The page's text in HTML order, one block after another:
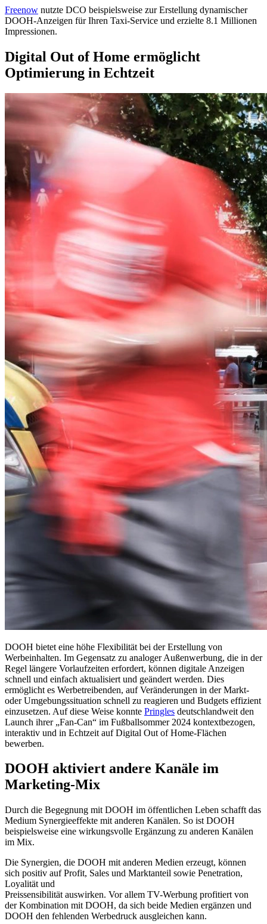
Freenow nutzte DCO beispielsweise zur Erstellung dynamischer
DOOH-Anzeigen für Ihren Taxi-Service und erzielte 8.1 Millionen
Impressionen.
Digital Out of Home ermöglicht
Optimierung in Echtzeit
DOOH bietet eine höhe Flexibilität bei der Erstellung von
Werbeinhalten. Im Gegensatz zu analoger Außenwerbung, die in der
Regel längere Vorlaufzeiten erfordert, können digitale Anzeigen
schnell und einfach aktualisiert und geändert werden. Dies
ermöglicht es Werbetreibenden, auf Veränderungen in der Markt-
oder Umgebungssituation schnell zu reagieren und Budgets effizient
einzusetzen. Auf diese Weise konnte Pringles deutschlandweit den
Launch ihrer „Fan-Can“ im Fußballsommer 2024 kontextbezogen,
interaktiv und in Echtzeit auf Digital Out of Home-Flächen
bewerben.
DOOH aktiviert andere Kanäle im
Marketing-Mix
Durch die Begegnung mit DOOH im öffentlichen Leben schafft das
Medium Synergieeffekte mit anderen Kanälen. So ist DOOH
beispielsweise eine wirkungsvolle Ergänzung zu anderen Kanälen
im Mix.
Die Synergien, die DOOH mit anderen Medien erzeugt, können
sich positiv auf Profit, Sales und Marktanteil sowie Penetration,
Loyalität und
Preissensibilität auswirken. Vor allem TV-Werbung profitiert von
der Kombination mit DOOH, da sich beide Medien ergänzen und
DOOH den fehlenden Werbedruck ausgleichen kann.